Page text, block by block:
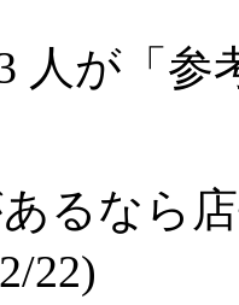
人が「参
るなら
22)